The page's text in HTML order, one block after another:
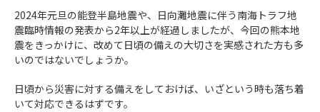
2024年元旦の能登半島地震や、日向灘地震に伴う南海トラフ地
震臨時情報の発表から2年以上が経過しましたが、今回の熊本地
震をきっかけに、改めて日頃の備えの大切さを実感された方も多
いのではないでしょうか。
日頃から災害に対する備えをしておけば、いざという時も落ち着
いて対応できるはずです。